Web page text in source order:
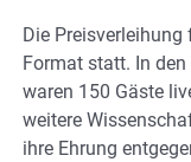
Die
Format statt. In
waren 150 Gäste
weitere
ihre Ehrung